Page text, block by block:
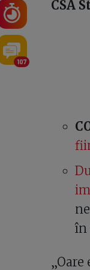
107
CSA
în